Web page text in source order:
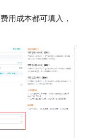
用成本都可填入，